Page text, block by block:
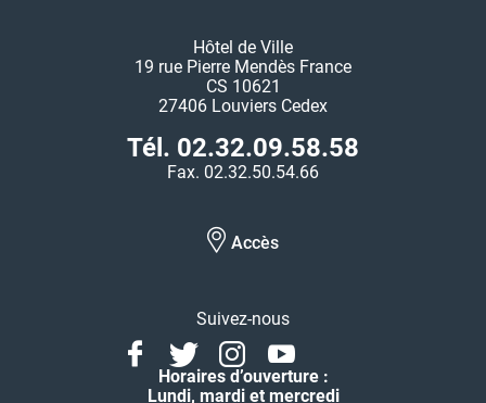
Hôtel de Ville
19 rue Pierre Mendès France
CS 10621
27406 Louviers Cedex
Tél. 02.32.09.58.58
Fax. 02.32.50.54.66
Accès
Suivez-nous
FacebookTwitterInstagramYoutube
Horaires d’ouverture :
Lundi, mardi et mercredi